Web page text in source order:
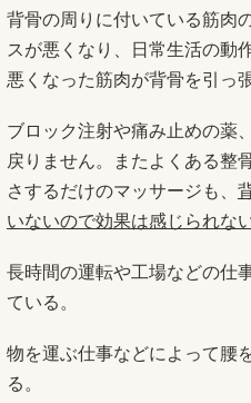
背骨の周りに付いている筋肉
スが悪くなり、日常生活の動
悪くなった筋肉が背骨を引っ
ブロック注射や痛み止めの薬
戻りません。またよくある整
さするだけのマッサージも、
いないので効果は感じられな
長時間の運転や工場などの仕
ている。
物を運ぶ仕事などによって腰
る。